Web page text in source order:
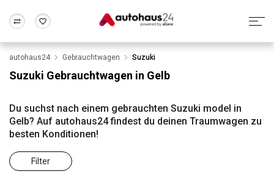
Wir bewerten dein Auto
Alle Fragen & Antworten
Rund um die Inzahlungnahme
Frankfurt Wuppertal
autohaus24 Gebrauchtwagen Suzuki
Suzuki Gebrauchtwagen in Gelb
Du suchst nach einem gebrauchten Suzuki model in
Gelb? Auf autohaus24 findest du deinen Traumwagen zu
besten Konditionen!
Filter